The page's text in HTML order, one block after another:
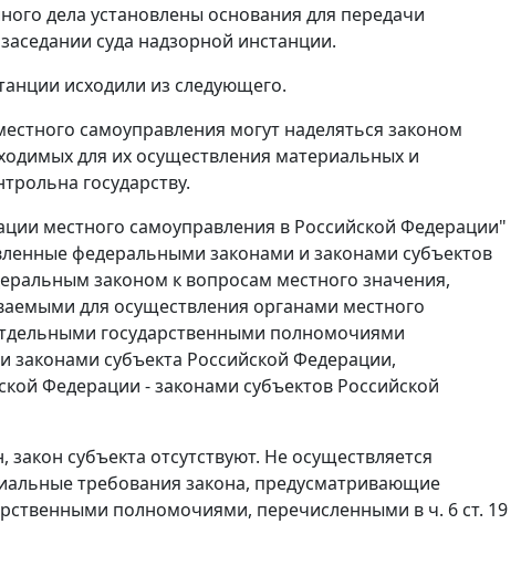
дела установлены основания для передачи
суда надзорной инстанции.
исходили из следующего.
самоуправления могут наделяться законом
для их осуществления материальных и
государству.
местного самоуправления в Российской Федерации"
федеральными законами и законами субъектов
законом к вопросам местного значения,
для осуществления органами местного
государственными полномочиями
субъекта Российской Федерации,
Федерации - законами субъектов Российской
субъекта отсутствуют. Не осуществляется
требования закона, предусматривающие
полномочиями, перечисленными в ч. 6 ст. 19